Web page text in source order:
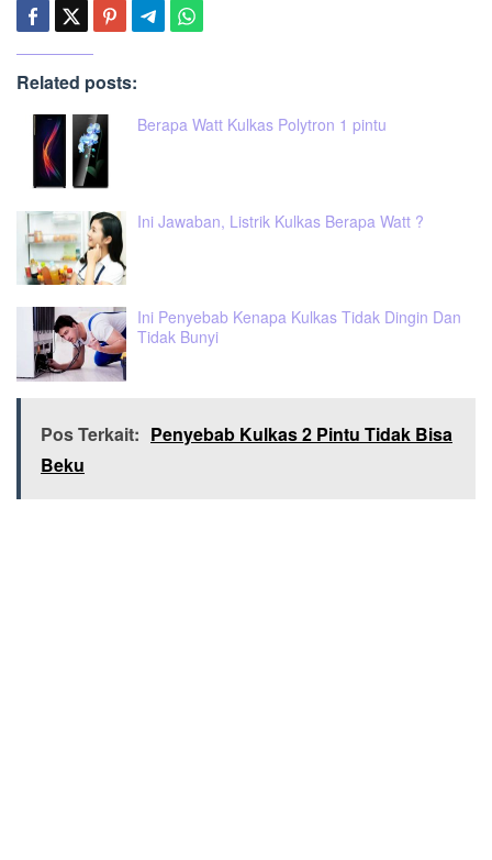
Related posts:
Berapa Watt Kulkas Polytron 1 pintu
Ini Jawaban, Listrik Kulkas Berapa Watt ?
Ini Penyebab Kenapa Kulkas Tidak Dingin Dan
Tidak Bunyi
Pos Terkait: Penyebab Kulkas 2 Pintu Tidak Bisa
Beku